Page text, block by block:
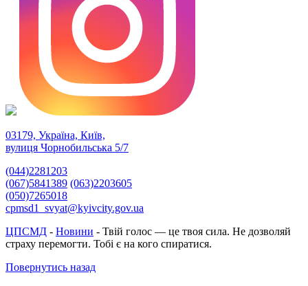
03179, Україна, Київ,
вулиця Чорнобильська 5/7
(044)2281203
(067)5841389 (063)2203605
(050)7265018
cpmsd1_svyat@kyivcity.gov.ua
ЦПСМД - Новини - Твій голос — це твоя сила. Не дозволяй
страху перемогти. Тобі є на кого спиратися.
Повернутись назад